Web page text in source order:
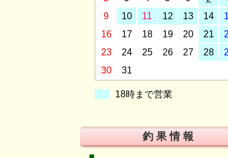
9
10 11 12 13 14
16
17 18 19 20 21
23
24 25 26 27 28
30
31
18時まで営業
釣 果 情 報